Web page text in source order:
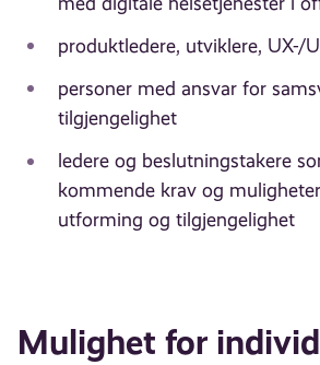
produktledere, utviklere, UX-/
personer med ansvar for
tilgjengelighet
ledere og beslutningstakere
kommende krav og
utforming og tilgjengelighet
Mulighet for